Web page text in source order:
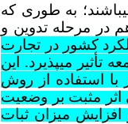
به طوری که
در مرحله تدوین و
کشور در تجارت
تأثیر می­پذیرد. این
با استفاده از روش
اثر مثبت بر وضعیت
میزان ثبات